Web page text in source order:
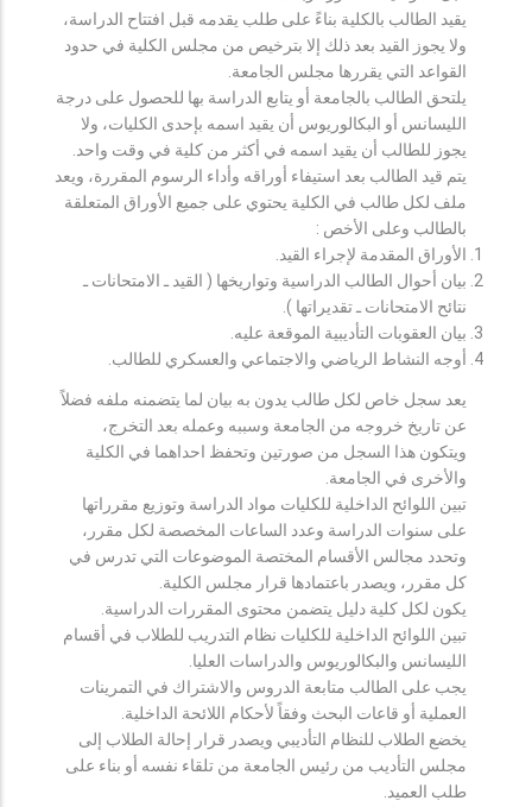
يقيد الطالب بالكلية بناءً على طلب يقدمه قبل افتتاح الدراسة،
ولا يجوز القيد بعد ذلك إلا بترخيص من مجلس الكلية في حدود
القواعد التي يقررها مجلس الجامعة.
يلتحق الطالب بالجامعة أو يتابع الدراسة بها للحصول على درجة
الليسانس أو البكالوريوس أن يقيد اسمه بإحدى الكليات، ولا
يجوز للطالب أن يقيد اسمه في أكثر من كلية في وقت واحد.
يتم قيد الطالب بعد استيفاء أوراقه وأداء الرسوم المقررة، ويعد
ملف لكل طالب في الكلية يحتوي على جميع الأوراق المتعلقة
بالطالب وعلى الأخص :
الأوراق المقدمة لإجراء القيد.
بيان أحوال الطالب الدراسية وتواريخها ( القيد ـ الامتحانات ـ
نتائح الامتحانات ـ تقديراتها ).
بيان العقوبات التأديبية الموقعة عليه.
أوجه النشاط الرياضي والاجتماعي والعسكري للطالب.
يعد سجل خاص لكل طالب يدون به بيان لما يتضمنه ملفه فضلاً
عن تاريخ خروجه من الجامعة وسببه وعمله بعد التخرج،
ويتكون هذا السجل من صورتين وتحفظ احداهما في الكلية
والأخرى في الجامعة.
تبين اللوائح الداخلية للكليات مواد الدراسة وتوزيع مقرراتها
على سنوات الدراسة وعدد الساعات المخصصة لكل مقرر،
وتحدد مجالس الأقسام المختصة الموضوعات التي تدرس في
كل مقرر، ويصدر باعتمادها قرار مجلس الكلية.
يكون لكل كلية دليل يتضمن محتوى المقررات الدراسية.
تبين اللوائح الداخلية للكليات نظام التدريب للطلاب في أقسام
الليسانس والبكالوريوس والدراسات العليا.
يجب على الطالب متابعة الدروس والاشتراك في التمرينات
العملية أو قاعات البحث وفقاً لأحكام اللائحة الداخلية.
يخضع الطلاب للنظام التأديبي ويصدر قرار إحالة الطلاب إلى
مجلس التأديب من رئيس الجامعة من تلقاء نفسه أو بناء على
طلب العميد.